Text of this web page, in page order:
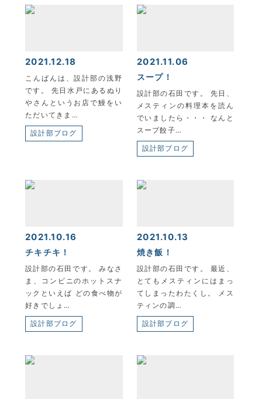
2021.12.18
こんばんは、設計部の浅野
です。 先日水戸にあるぬり
やさんというお店で鰻をい
ただいてきま…
設計部ブログ
2021.11.06
スープ！
設計部の石田です。 先日、
メスティンの料理本を読ん
でいましたら・・・ なんと
スープ餃子…
設計部ブログ
2021.10.16
チキチキ！
設計部の石田です。 みなさ
ま、コンビニのホットスナ
ックといえば どの食べ物が
好きでしょ…
設計部ブログ
2021.10.13
焼き飯！
設計部の石田です。 最近、
とてもメスティンにはまっ
てしまったわたくし。 メス
ティンの調…
設計部ブログ